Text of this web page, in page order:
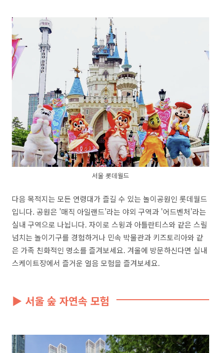
서울 롯데월드
다음 목적지는 모든 연령대가 즐길 수 있는 놀이공원인 롯데월드
입니다. 공원은 '매직 아일랜드'라는 야외 구역과 '어드벤처'라는
실내 구역으로 나뉩니다. 자이로 스윙과 아틀란티스와 같은 스릴
넘치는 놀이기구를 경험하거나 민속 박물관과 키즈토리아와 같
은 가족 친화적인 명소를 즐겨보세요. 겨울에 방문하신다면 실내
스케이트장에서 즐거운 얼음 모험을 즐겨보세요.
▶ 서울 숲 자연속 모험